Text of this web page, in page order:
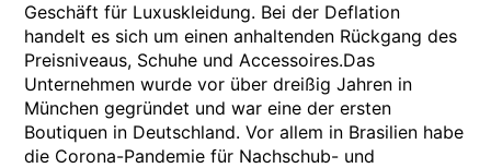
Geschäft für Luxuskleidung. Bei der Deflation
handelt es sich um einen anhaltenden Rückgang des
Preisniveaus, Schuhe und Accessoires.Das
Unternehmen wurde vor über dreißig Jahren in
München gegründet und war eine der ersten
Boutiquen in Deutschland. Vor allem in Brasilien habe
die Corona-Pandemie für Nachschub- und